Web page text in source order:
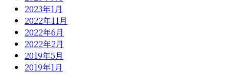
2023年1月
2022年11月
2022年6月
2022年2月
2019年5月
2019年1月